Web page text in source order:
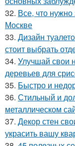
32. Все, что
Москве
33. Дизайн
стоит выбрать
34. Улучшай свои
деревьев для
35. Быстро и
36. Стильный и
металлическом
37. Декор стен
украсить вашу